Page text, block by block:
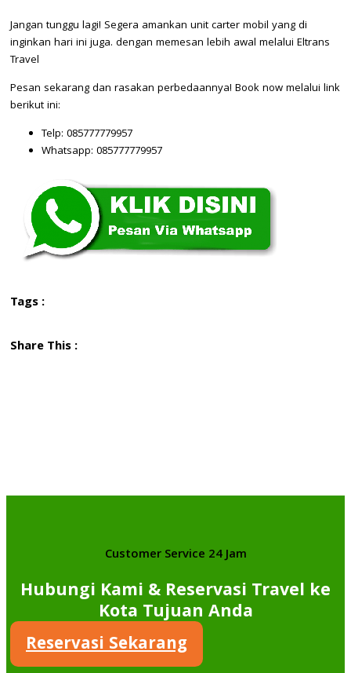
Jangan tunggu lagi! Segera amankan unit carter mobil yang di
inginkan hari ini juga. dengan memesan lebih awal melalui Eltrans
Travel
Pesan sekarang dan rasakan perbedaannya! Book now melalui link
berikut ini:
Telp: 085777779957
Whatsapp: 085777779957
Tags :
Share This :
Customer Service 24 Jam
Hubungi Kami & Reservasi Travel ke
Kota Tujuan Anda
Reservasi Sekarang